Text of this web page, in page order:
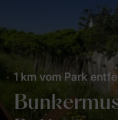
1 km vom Park